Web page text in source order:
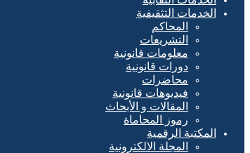
الخدمات التثقيفية
المحاكم
التشريعات
معلومات قانونية
دورات قانونية
محاضرات
فيديوهات قانونية
المقالات و الأبحاث
رموز المحاماة
المكتبة الرقمية
المجلة الالكترونية